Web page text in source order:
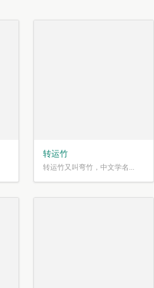
转运竹
转运竹又叫弯竹，中文学名...